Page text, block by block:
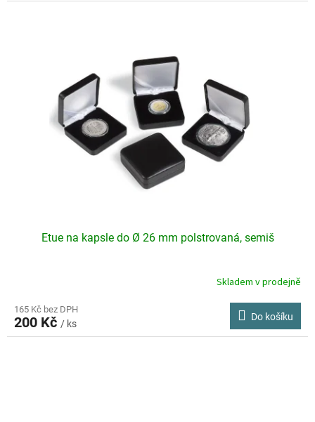
Etue na kapsle do Ø 26 mm polstrovaná, semiš
Skladem v prodejně
165 Kč bez DPH
200 Kč / ks
Do košíku